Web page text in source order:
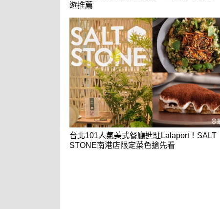
遊推薦
台北101人氣美式餐廳進駐Lalaport！SALT
STONE南港店限定菜色搶先看